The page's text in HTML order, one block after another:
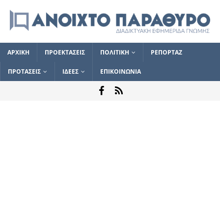
ΑΡΧΙΚΗ ΠΡΟΕΚΤΑΣΕΙΣ ΠΟΛΙΤΙΚΗ ΡΕΠΟΡΤΑΖ
ΠΡΟΤΑΣΕΙΣ ΙΔΕΕΣ ΕΠΙΚΟΙΝΩΝΙΑ